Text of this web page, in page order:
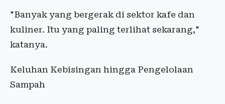
"Banyak yang bergerak di sektor kafe dan
kuliner. Itu yang paling terlihat sekarang,"
katanya.
Keluhan Kebisingan hingga Pengelolaan
Sampah